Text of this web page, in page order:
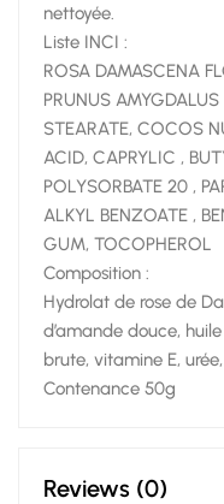
nettoyée.
Liste INCI :
ROSA DAMASCENA
PRUNUS
STEARATE, COCOS
ACID, CAPRYLIC ,
POLYSORBATE 20 ,
ALKYL BENZOATE ,
GUM, TOCOPHEROL
Composition :
Hydrolat de rose de
d’amande douce,
brute, vitamine E,
Contenance 50g
Reviews (0)